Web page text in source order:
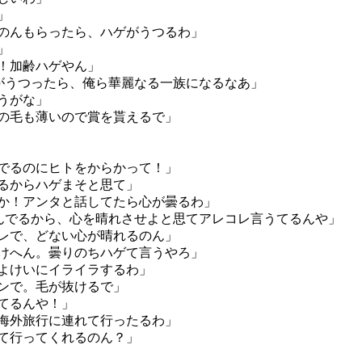
もらったら、ハゲがうつるわ」
齢ハゲやん」
つったら、俺ら華麗なる一族になるなあ」
な」
も薄いので賞を貰えるで」
のにヒトをからかって！」
らハゲまそと思て」
アンタと話してたら心が曇るわ」
るから、心を晴れさせよと思てアレコレ言うてるんや」
、どない心が晴れるのん」
ん。曇りのちハゲて言うやろ」
いにイライラするわ」
。毛が抜けるで」
んや！」
旅行に連れて行ったるわ」
ってくれるのん？」